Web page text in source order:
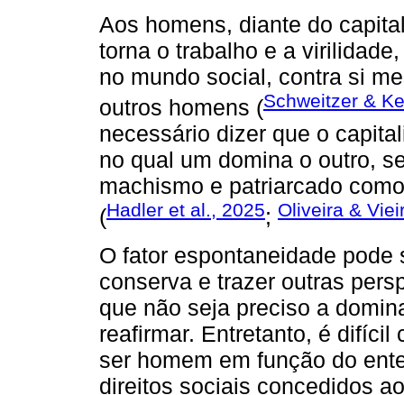
Aos homens, diante do
torna o trabalho e a
no mundo social, contra si
outros homens (Schweitzer &
necessário dizer que o
no qual um domina o outro,
machismo e patriarcado
(Hadler et al., 2025; Oliveira &
O fator espontaneidade
conserva e trazer outras
que não seja preciso a
reafirmar. Entretanto, é difícil
ser homem em função do
direitos sociais concedidos